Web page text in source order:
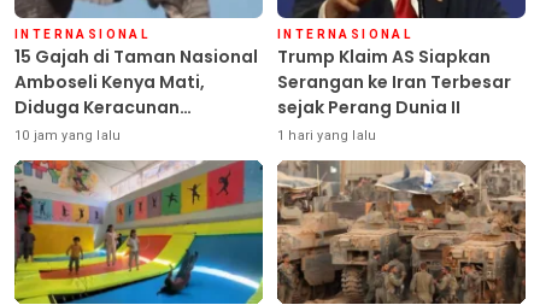
INTERNASIONAL
15 Gajah di Taman Nasional
Amboseli Kenya Mati,
Diduga Keracunan
Pestisida
10 jam yang lalu
INTERNASIONAL
Trump Klaim AS Siapkan
Serangan ke Iran Terbesar
sejak Perang Dunia II
1 hari yang lalu